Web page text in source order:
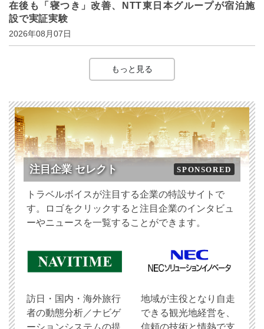
在後も「寝つき」改善、NTT東日本グループが宿泊施
設で実証実験
2026年08月07日
もっと見る
注目企業 セレクト SPONSORED
トラベルボイスが注目する企業の特設サイトで
す。ロゴをクリックすると注目企業のインタビュ
ーやニュースを一覧することができます。
訪日・国内・海外旅行
者の動態分析／ナビゲ
地域が主役となり自走
できる観光地経営を、